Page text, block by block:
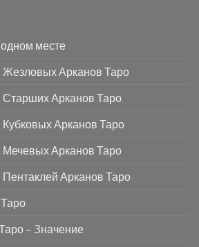
месте
Жезловых Арканов Таро
Старших Арканов Таро
Кубковых Арканов Таро
Мечевых Арканов Таро
Пентаклей Арканов Таро
– Значение